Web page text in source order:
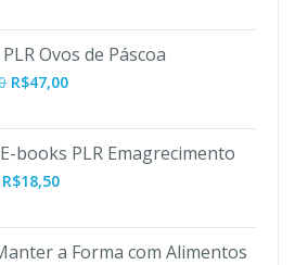
era:
R$197,00.
é:
R$47,00.
Ovos de Páscoa
O
era:
R$197,00.
R$47,00O
é:
books PLR Emagrecimento
R$18,50
a Forma com Alimentos